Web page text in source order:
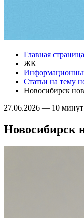
Главная страница
ЖК
Статьи на тему
Новосибирск
27.06.2026 — 10
Новосибирск